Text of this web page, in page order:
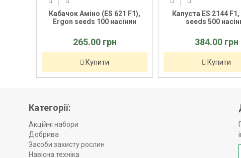
Кабачок Аміно (ES 621 F1),
Ergon seeds 100 насінин
265.00 грн
Купити
Капуста ES 2144 F1,
seeds 500 насінин
384.00 грн
Купити
Категорії:
Акційні набори
Добрива
Засоби захисту рослин
Навісна техніка